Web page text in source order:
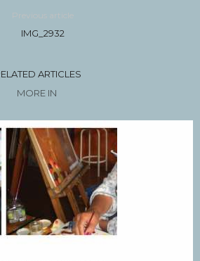
Previous article
IMG_2932
ARTICLES
MORE IN